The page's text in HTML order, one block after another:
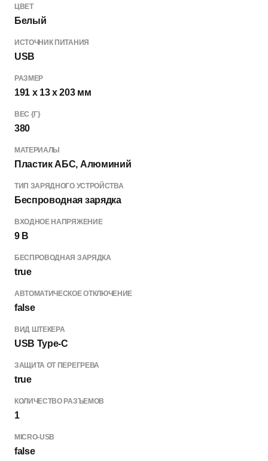
ЦВЕТ
Белый
ИСТОЧНИК ПИТАНИЯ
USB
РАЗМЕР
191 x 13 x 203 мм
ВЕС {Г}
380
МАТЕРИАЛЫ
Пластик АБС, Алюминий
ТИП ЗАРЯДНОГО УСТРОЙСТВА
Беспроводная зарядка
ВХОДНОЕ НАПРЯЖЕНИЕ
9 В
БЕСПРОВОДНАЯ ЗАРЯДКА
true
АВТОМАТИЧЕСКОЕ ОТКЛЮЧЕНИЕ
false
ВИД ШТЕКЕРА
USB Type-C
ЗАЩИТА ОТ ПЕРЕГРЕВА
true
КОЛИЧЕСТВО РАЗЪЕМОВ
1
MICRO-USB
false